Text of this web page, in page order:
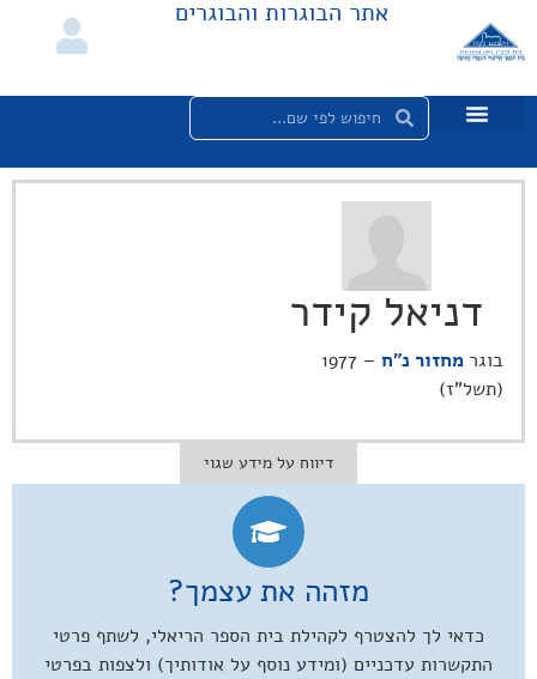
אתר הבוגרות והבוגרים
דניאל קידר
בוגר מחזור נ"ח
– 1977
(תשל"ז)
דיווח על מידע שגוי
מזהה את עצמך?
כדאי לך להצטרף לקהילת בית הספר הריאלי, לשתף פרטי
התקשרות עדכניים (ומידע נוסף על אודותיך) ולצפות בפרטי